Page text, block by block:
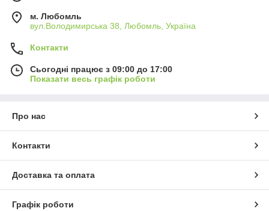
м. Любомль
вул.Володимирська 38, Любомль, Україна
Контакти
Сьогодні працює з 09:00 до 17:00
Показати весь графік роботи
Про нас
Контакти
Доставка та оплата
Графік роботи